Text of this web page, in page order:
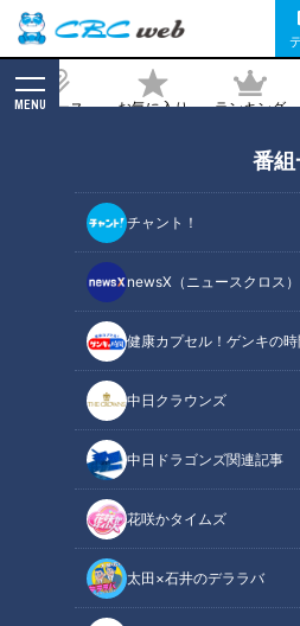
ニュース お気に入り ランキング
MENU
番組
チャント！
newsX（ニュースクロス）
健康カプセル！ゲンキの時
中日クラウンズ
中日ドラゴンズ関連記事
花咲かタイムズ
太田×石井のデララバ
ピッチャー本格始動の
歳の決意表明
記事に